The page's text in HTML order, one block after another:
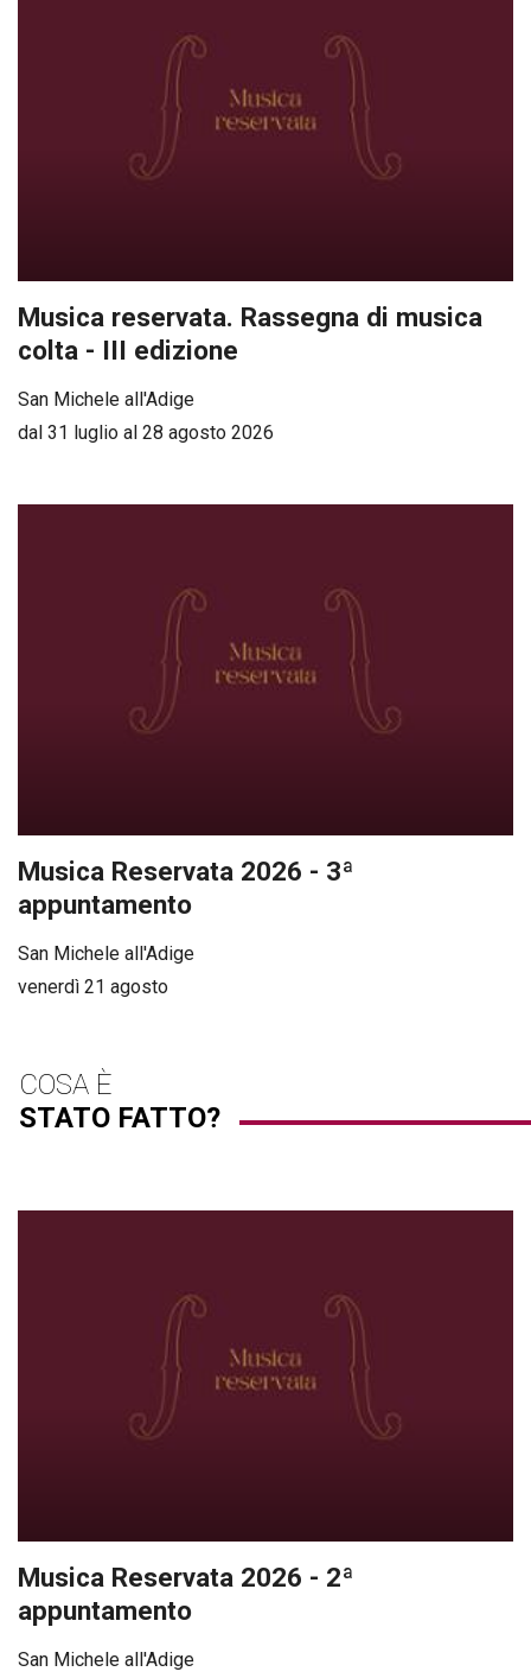
Musica reservata. Rassegna di musica
colta - III edizione
San Michele all'Adige
dal 31 luglio al 28 agosto 2026
Musica Reservata 2026 - 3ª
appuntamento
San Michele all'Adige
venerdì 21 agosto
COSA È
STATO FATTO?
Musica Reservata 2026 - 2ª
appuntamento
San Michele all'Adige